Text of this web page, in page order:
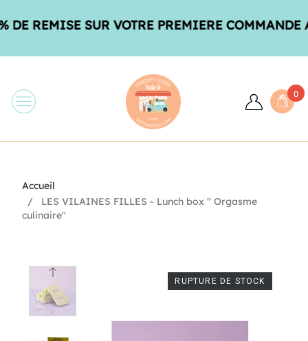
REMISE SUR VOTRE PREMIERE COMMANDE
0
Accueil
LES VILAINES FILLES - Lunch box " Orgasme
culinaire"
RUPTURE DE STOCK